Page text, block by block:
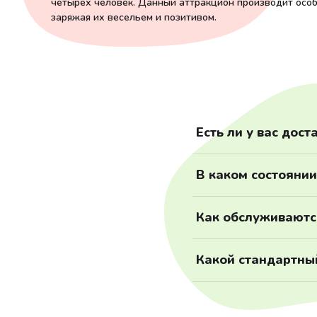
заряжая их весельем и позитивом.
Есть ли у вас
Наша компания
доставим по Москве
другие районы и
В каком
Мы тщательно
прошли мало циклов
обновлениями и
Как
Перед началом
дезинфекцию
зарекомендовавшие
Какой
6-8 часов